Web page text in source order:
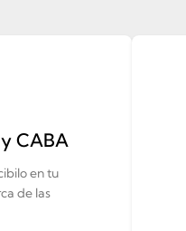
CABA
en tu
de las